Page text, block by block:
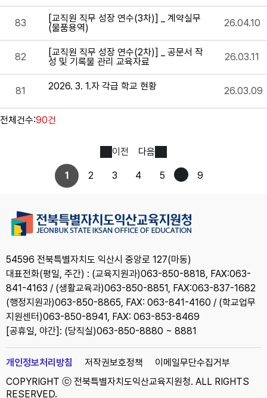
83
[교직원 직무 성장 연수(3차)] _ 계약실무
(물품용역)
26.04.10
82
[교직원 직무 성장 연수(2차)] _ 공문서 작
성 및 기록물 관리 교육자료
26.03.11
81 2026. 3. 1.자 각급 학교 현황 26.03.09
전체건수:90건
이전
1 2 3 4 5 9
다음
54596 전북특별자치도 익산시 중앙로 127(마동)
대표전화(평일, 주간) : (교육지원과)063-850-8818, FAX:063-
841-4163 / (생활교육과)063-850-8851, FAX:063-837-1682
(행정지원과)063-850-8865, FAX: 063-841-4160 / (학교업무
지원센터)063-850-8941, FAX: 063-853-8469
[공휴일, 야간]: (당직실)063-850-8880 ~ 8881
개인정보처리방침 저작권보호정책
이메일무단수집거부
COPYRIGHT ⓒ 전북특별자치도익산교육지원청. ALL RIGHTS
RESERVED.